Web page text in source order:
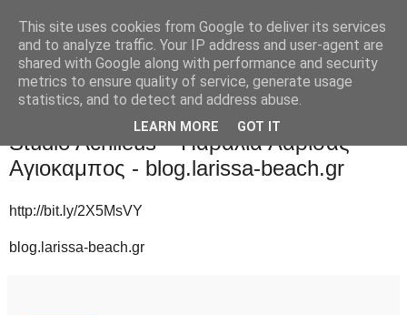
Studio Achileus – Παράλια Λάρισας –
Αγιοκαμπος - blog.larissa-beach.gr
http://bit.ly/2X5MsVY
blog.larissa-beach.gr
This site uses cookies from Google to deliver its services
and to analyze traffic. Your IP address and user-agent are
shared with Google along with performance and security
metrics to ensure quality of service, generate usage
statistics, and to detect and address abuse.
LEARN MORE GOT IT